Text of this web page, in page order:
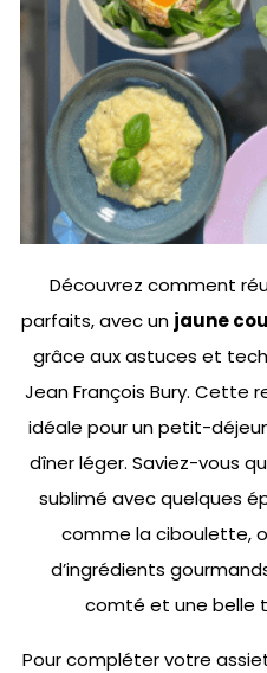
Découvrez comment
parfaits, avec un jaune
grâce aux astuces et
Jean François Bury. Cette
idéale pour un petit-
dîner léger. Saviez-vous
sublimé avec quelques
comme la ciboulette,
d’ingrédients
comté et une belle
Pour compléter votre